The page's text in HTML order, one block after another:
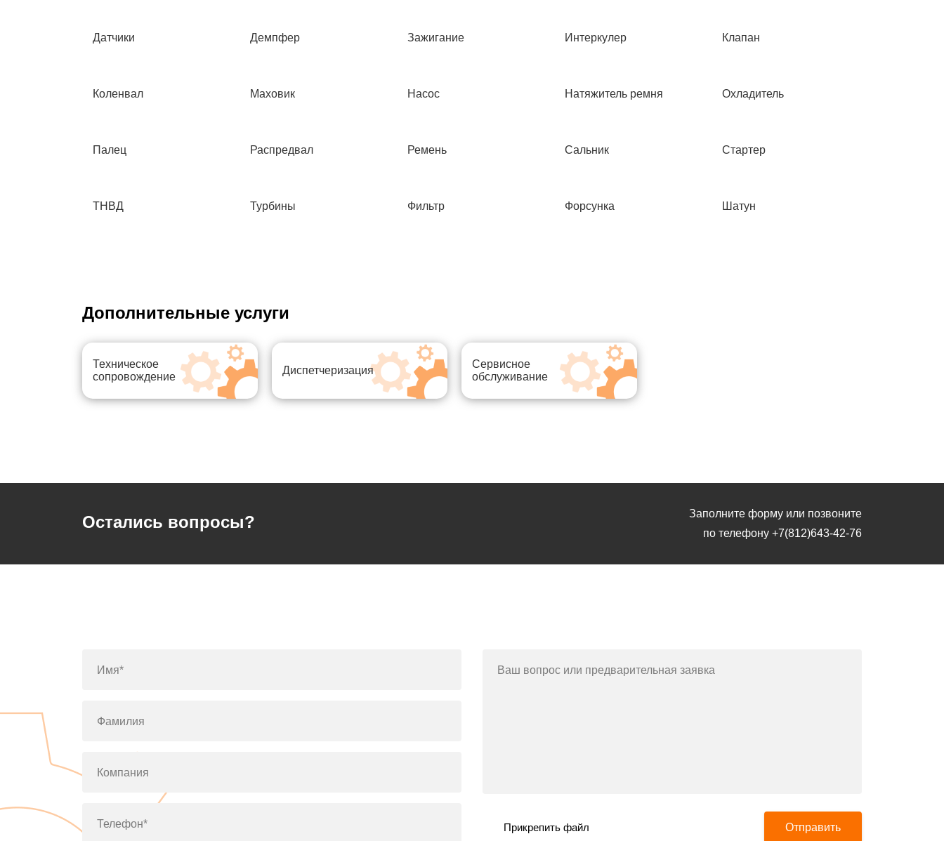
Датчики Демпфер Зажигание Интеркулер Клапан
Коленвал Маховик Насос Натяжитель ремня Охладитель
Палец Распредвал Ремень Сальник Стартер
ТНВД Турбины Фильтр Форсунка Шатун
Дополнительные услуги
Техническое
сопровождение
Диспетчеризация
Сервисное
обслуживание
Остались вопросы?
Заполните форму или позвоните
по телефону +7(812)643-42-76
Имя*
Фамилия
Компания
Телефон*
Ваш вопрос или предварительная заявка
Прикрепить файл Отправить